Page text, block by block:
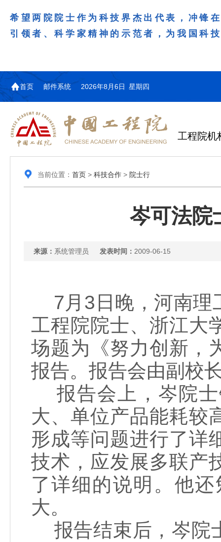
希望两院院士作为科技界杰出代表，冲锋
引领者、科学家精神的示范者，为我国科
首页 邮件系统 2026年8月6日 星期四
工程院机
当前位置： 首页> 科技合作> 院士行
岑可法院
来源： 系统管理员 发表时间： 2009-06-15
7月3日晚，河南理
工程院院士、浙江大
场题为《努力创新，
报告。报告会由副校
报告会上，岑院士
大、单位产品能耗较
形成等问题进行了详
技术，应发展多联产
了详细的说明。他
大。
报告结束后，岑院